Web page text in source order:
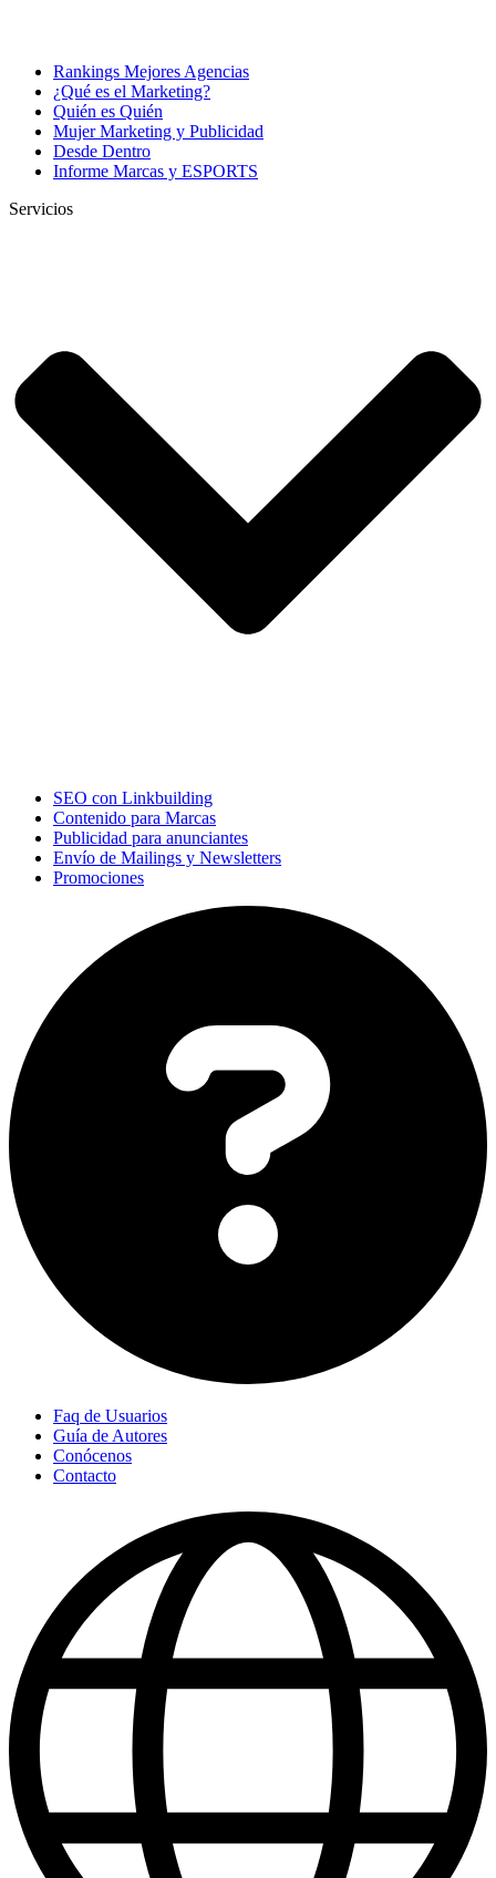
Rankings Mejores Agencias
¿Qué es el Marketing?
Quién es Quién
Mujer Marketing y Publicidad
Desde Dentro
Informe Marcas y ESPORTS
Servicios
SEO con Linkbuilding
Contenido para Marcas
Publicidad para anunciantes
Envío de Mailings y Newsletters
Promociones
Faq de Usuarios
Guía de Autores
Conócenos
Contacto